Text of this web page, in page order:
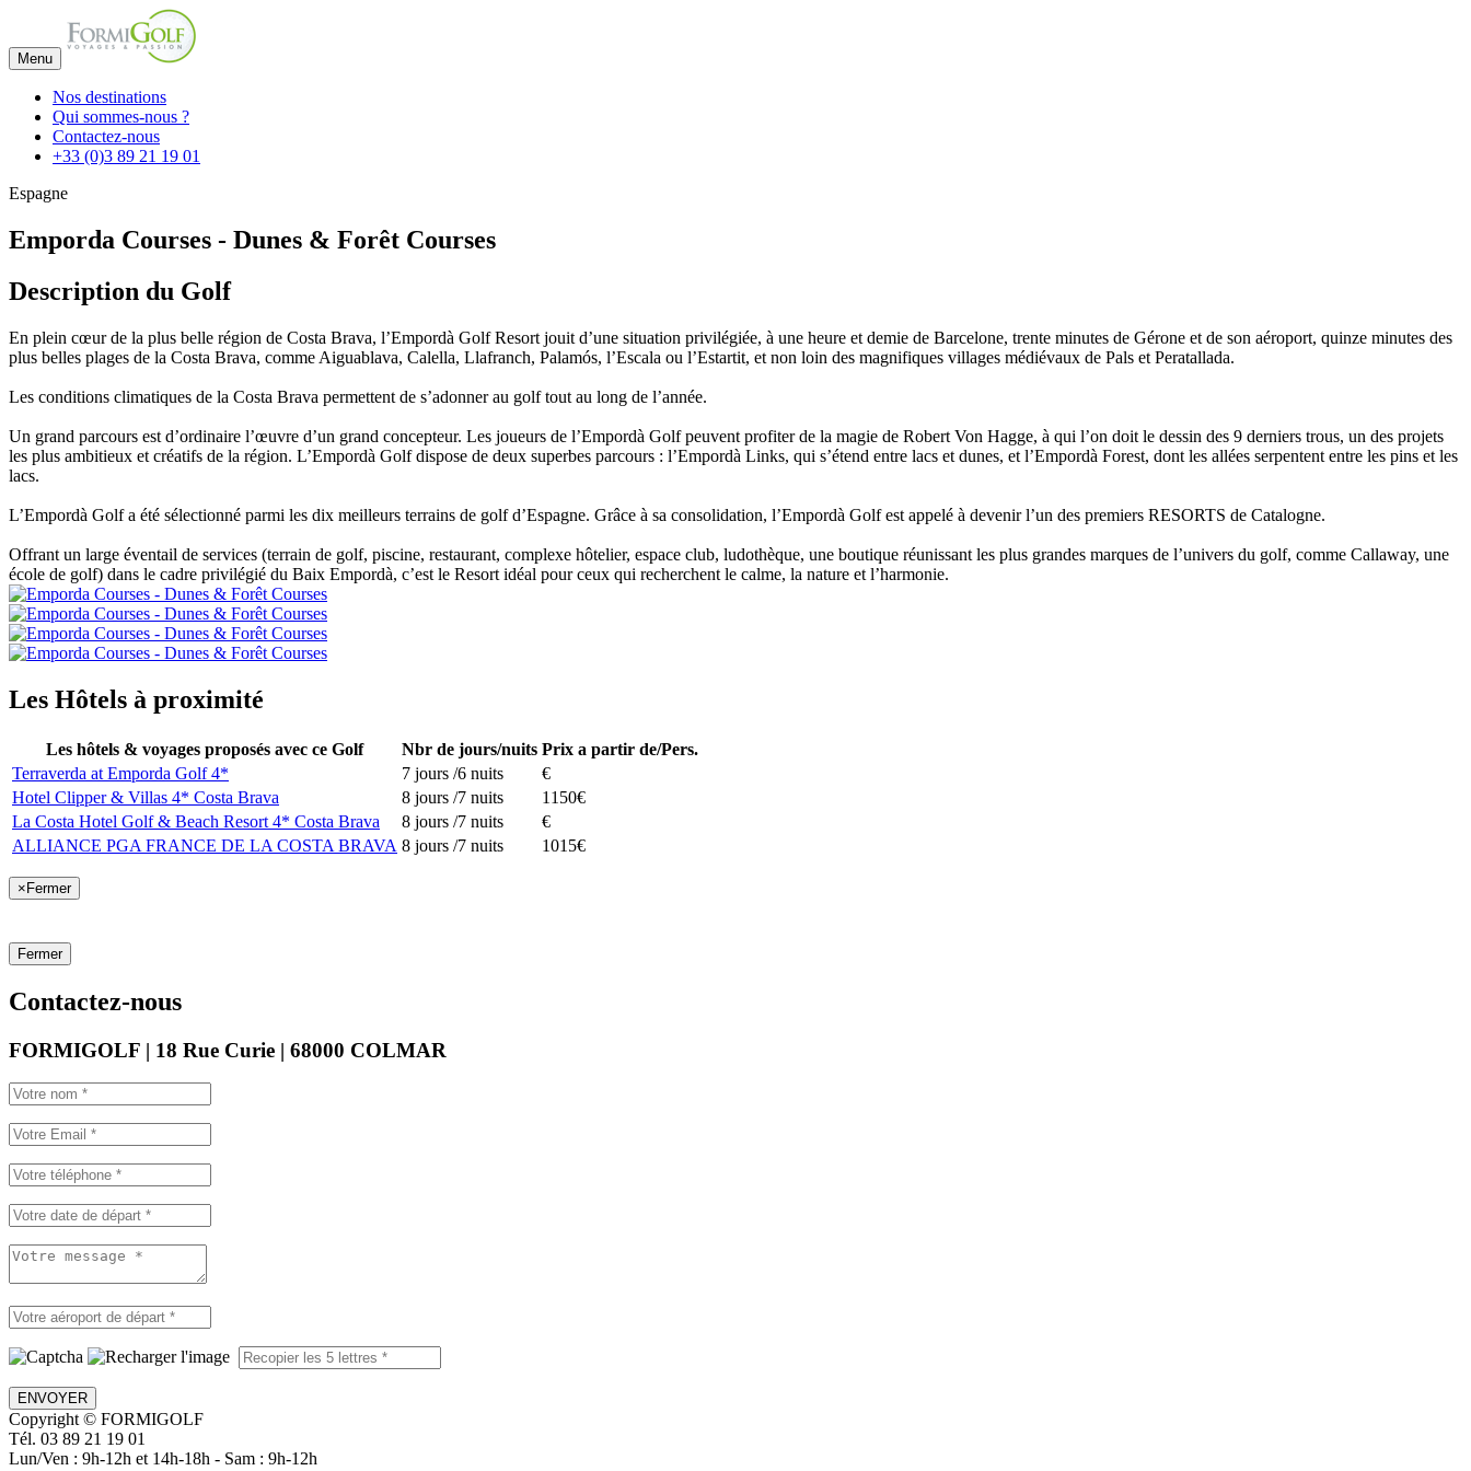
Menu
Nos destinations
Qui sommes-nous ?
Contactez-nous
+33 (0)3 89 21 19 01
Espagne
Emporda Courses - Dunes & Forêt Courses
Description du Golf
En plein cœur de la plus belle région de Costa Brava, l’Empordà Golf Resort jouit d’une situation privilégiée, à une heure et demie de Barcelone, trente minutes de Gérone et de son aéroport, quinze minutes des
plus belles plages de la Costa Brava, comme Aiguablava, Calella, Llafranch, Palamós, l’Escala ou l’Estartit, et non loin des magnifiques villages médiévaux de Pals et Peratallada.
Les conditions climatiques de la Costa Brava permettent de s’adonner au golf tout au long de l’année.
Un grand parcours est d’ordinaire l’œuvre d’un grand concepteur. Les joueurs de l’Empordà Golf peuvent profiter de la magie de Robert Von Hagge, à qui l’on doit le dessin des 9 derniers trous, un des projets
les plus ambitieux et créatifs de la région. L’Empordà Golf dispose de deux superbes parcours : l’Empordà Links, qui s’étend entre lacs et dunes, et l’Empordà Forest, dont les allées serpentent entre les pins et les
lacs.
L’Empordà Golf a été sélectionné parmi les dix meilleurs terrains de golf d’Espagne. Grâce à sa consolidation, l’Empordà Golf est appelé à devenir l’un des premiers RESORTS de Catalogne.
Offrant un large éventail de services (terrain de golf, piscine, restaurant, complexe hôtelier, espace club, ludothèque, une boutique réunissant les plus grandes marques de l’univers du golf, comme Callaway, une
école de golf) dans le cadre privilégié du Baix Empordà, c’est le Resort idéal pour ceux qui recherchent le calme, la nature et l’harmonie.
Les Hôtels à proximité
Les hôtels & voyages proposés avec ce Golf Nbr de jours/nuits Prix a partir de/Pers.
Terraverda at Emporda Golf 4*
7 jours /6 nuits
€
Hotel Clipper & Villas 4* Costa Brava
8 jours /7 nuits
1150€
La Costa Hotel Golf & Beach Resort 4* Costa Brava
8 jours /7 nuits
€
ALLIANCE PGA FRANCE DE LA COSTA BRAVA 8 jours /7 nuits 1015€
×Fermer
Fermer
Contactez-nous
FORMIGOLF | 18 Rue Curie | 68000 COLMAR
ENVOYER
Copyright © FORMIGOLF
Tél. 03 89 21 19 01
Lun/Ven : 9h-12h et 14h-18h - Sam : 9h-12h